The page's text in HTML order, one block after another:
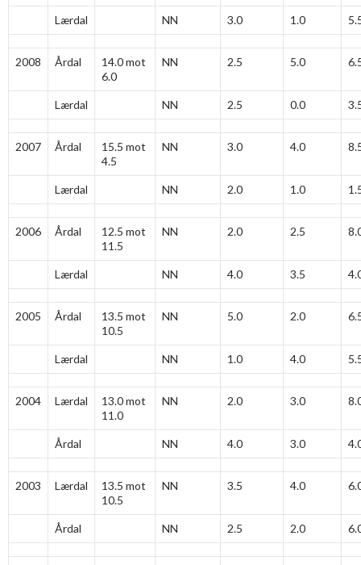
Lærdal NN 3.0 1.0
2008 Årdal
14.0 mot
6.0
NN 2.5 5.0
Lærdal NN 2.5 0.0
2007 Årdal
15.5 mot
4.5
NN 3.0 4.0
Lærdal NN 2.0 1.0
2006 Årdal
12.5 mot
11.5
NN 2.0 2.5
Lærdal NN 4.0 3.5
2005 Årdal
13.5 mot
10.5
NN 5.0 2.0
Lærdal NN 1.0 4.0
2004 Lærdal
13.0 mot
11.0
NN 2.0 3.0
Årdal NN 4.0 3.0
2003 Lærdal
13.5 mot
10.5
NN 3.5 4.0
Årdal NN 2.5 2.0